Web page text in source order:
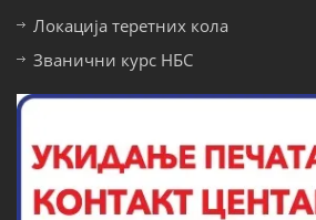
Локација теретних кола
Званични курс НБС